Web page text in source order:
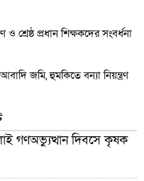
শ্রেষ্ঠ প্রধান শিক্ষকদের সংবর্ধনা
জমি, হুমকিতে বন্যা নিয়ন্ত্রণ
গণঅভ্যুত্থান দিবসে কৃষক